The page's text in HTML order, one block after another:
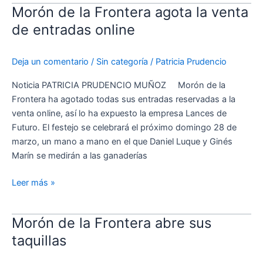
Morón de la Frontera agota la venta
de entradas online
Deja un comentario / Sin categoría / Patricia Prudencio
Noticia PATRICIA PRUDENCIO MUÑOZ Morón de la
Frontera ha agotado todas sus entradas reservadas a la
venta online, así lo ha expuesto la empresa Lances de
Futuro. El festejo se celebrará el próximo domingo 28 de
marzo, un mano a mano en el que Daniel Luque y Ginés
Marín se medirán a las ganaderías
Morón
de
la
agota
la
venta
entradas
Leer más »
Morón de la Frontera abre sus
taquillas
Morón
de
la